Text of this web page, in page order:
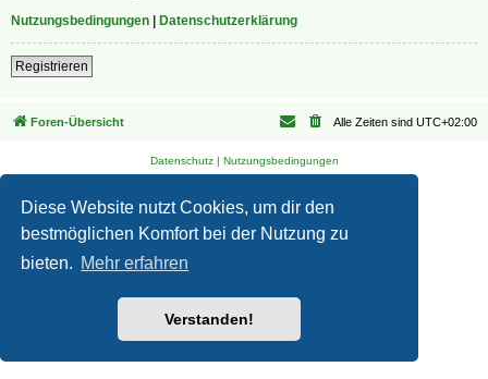
Diese Website nutzt Cookies, um dir den
bestmöglichen Komfort bei der Nutzung zu
bieten. Mehr erfahren
Verstanden!
Nutzungsbedingungen
Datenschutzerklärung
Registrieren
Foren-Übersicht Alle Zeiten sind UTC+02:00
Datenschutz| Nutzungsbedingungen